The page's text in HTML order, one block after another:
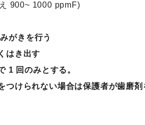
900~ 1000 ppmF)
がきを行う
はき出す
1 回のみとする。
つけられない場合は保護者が歯磨剤